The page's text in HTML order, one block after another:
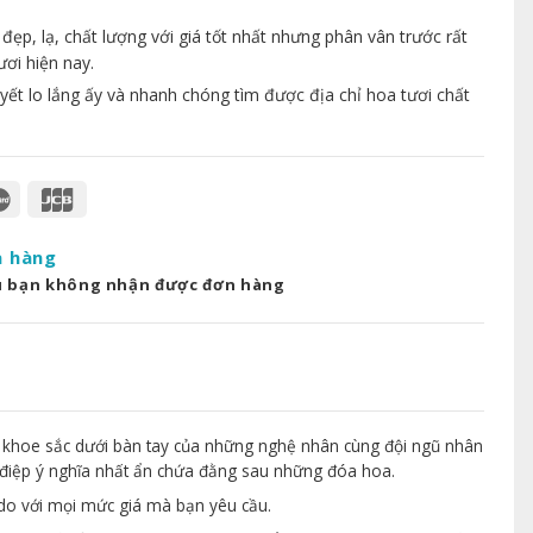
lạ, chất lượng với giá tốt nhất nhưng phân vân trước rất
hiện nay.
lo lắng ấy và nhanh chóng tìm được địa chỉ hoa tươi chất
hàng
bạn không nhận được đơn hàng
sắc dưới bàn tay của những nghệ nhân cùng đội ngũ nhân
ý nghĩa nhất ẩn chứa đằng sau những đóa hoa.
với mọi mức giá mà bạn yêu cầu.